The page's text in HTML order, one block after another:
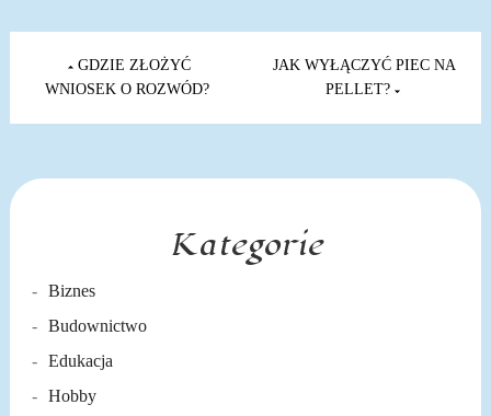
Nawigacja
wpisuGDZIE ZŁOŻYĆ
WNIOSEK O ROZWÓD?
JAK WYŁĄCZYĆ PIEC NA
PELLET?
Kategorie
Biznes
Budownictwo
Edukacja
Hobby